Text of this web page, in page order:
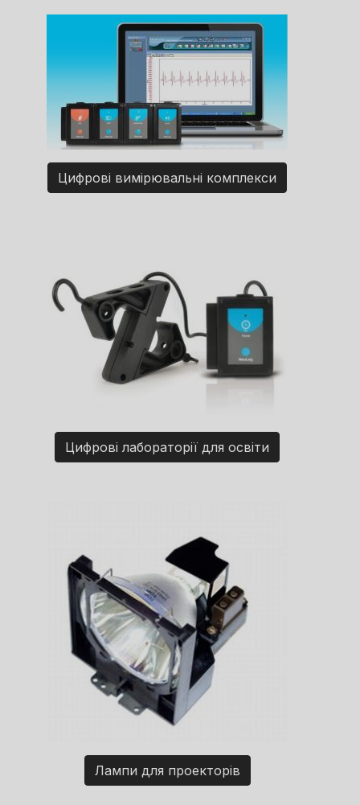
Цифрові вимірювальні комплекси
Цифрові лабораторії для освіти
Лампи для проекторів